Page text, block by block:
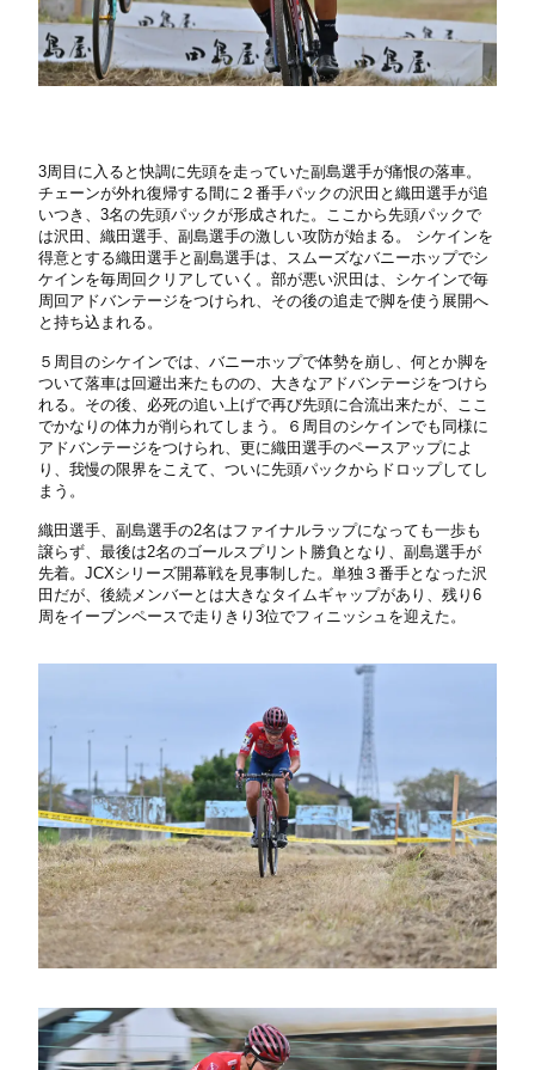
3周目に入ると快調に先頭を走っていた副島選手が痛恨の落車。
チェーンが外れ復帰する間に２番手パックの沢田と織田選手が追
いつき、3名の先頭パックが形成された。ここから先頭パックで
は沢田、織田選手、副島選手の激しい攻防が始まる。 シケインを
得意とする織田選手と副島選手は、スムーズなバニーホップでシ
ケインを毎周回クリアしていく。部が悪い沢田は、シケインで毎
周回アドバンテージをつけられ、その後の追走で脚を使う展開へ
と持ち込まれる。
５周目のシケインでは、バニーホップで体勢を崩し、何とか脚を
ついて落車は回避出来たものの、大きなアドバンテージをつけら
れる。その後、必死の追い上げで再び先頭に合流出来たが、ここ
でかなりの体力が削られてしまう。６周目のシケインでも同様に
アドバンテージをつけられ、更に織田選手のペースアップによ
り、我慢の限界をこえて、ついに先頭パックからドロップしてし
まう。
織田選手、副島選手の2名はファイナルラップになっても一歩も
譲らず、最後は2名のゴールスプリント勝負となり、副島選手が
先着。JCXシリーズ開幕戦を見事制した。単独３番手となった沢
田だが、後続メンバーとは大きなタイムギャップがあり、残り6
周をイーブンペースで走りきり3位でフィニッシュを迎えた。